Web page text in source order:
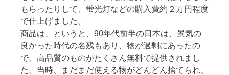
もらったりして、蛍光灯などの購入費約２万円程度
で仕上げました。
商品は、というと、90年代前半の日本は、景気の
良かった時代の名残もあり、物が過剰にあったの
で、高品質のものがたくさん無料で提供されまし
た。当時、まだまだ使える物がどんどん捨てられ、